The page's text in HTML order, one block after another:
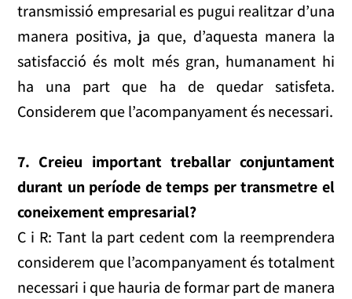
transmissió empresarial es pugui realitzar d’una
manera positiva, ja que, d’aquesta manera la
satisfacció és molt més gran, humanament hi
ha una part que ha de quedar satisfeta.
Considerem que l’acompanyament és necessari.
7. Creieu important treballar conjuntament
durant un període de temps per transmetre el
coneixement empresarial?
C i R: Tant la part cedent com la reemprendera
considerem que l’acompanyament és totalment
necessari i que hauria de formar part de manera